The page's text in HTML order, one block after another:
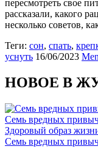
пересмотреть свое
рассказали, какого
несколько советов,
Теги: сон, спать,
уснуть 16/06/2023
НОВОЕ В
Семь вредных
Здоровый образ
Семь вредных